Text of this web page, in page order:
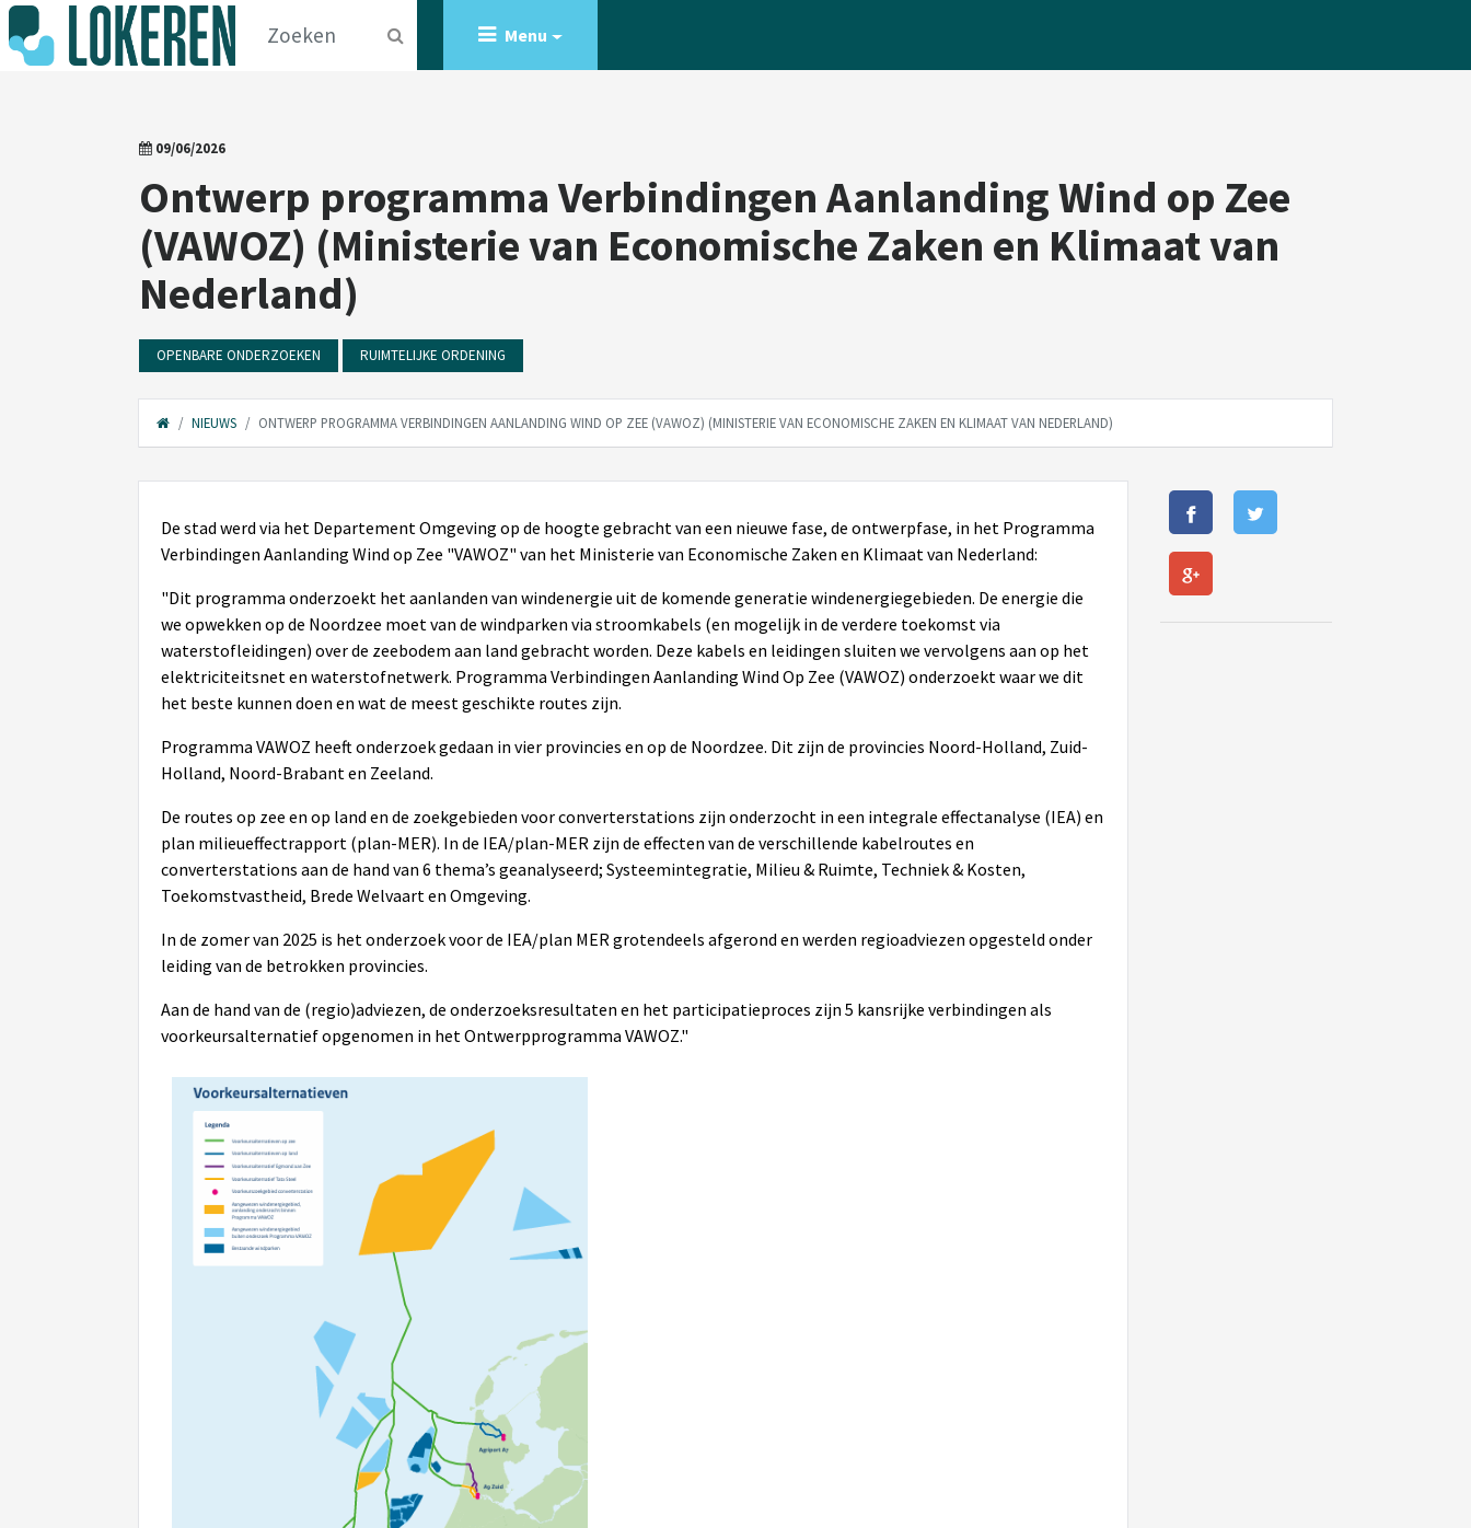
Menu
09/06/2026
Ontwerp programma Verbindingen Aanlanding Wind op Zee
(VAWOZ) (Ministerie van Economische Zaken en Klimaat van
Nederland)
OPENBARE ONDERZOEKEN RUIMTELIJKE ORDENING
NIEUWS ONTWERP PROGRAMMA VERBINDINGEN AANLANDING WIND OP ZEE (VAWOZ) (MINISTERIE VAN ECONOMISCHE ZAKEN EN KLIMAAT VAN NEDERLAND)
De stad werd via het Departement Omgeving op de hoogte gebracht van een nieuwe fase, de ontwerpfase, in het Programma
Verbindingen Aanlanding Wind op Zee "VAWOZ" van het Ministerie van Economische Zaken en Klimaat van Nederland:
"Dit programma onderzoekt het aanlanden van windenergie uit de komende generatie windenergiegebieden. De energie die
we opwekken op de Noordzee moet van de windparken via stroomkabels (en mogelijk in de verdere toekomst via
waterstofleidingen) over de zeebodem aan land gebracht worden. Deze kabels en leidingen sluiten we vervolgens aan op het
elektriciteitsnet en waterstofnetwerk. Programma Verbindingen Aanlanding Wind Op Zee (VAWOZ) onderzoekt waar we dit
het beste kunnen doen en wat de meest geschikte routes zijn.
Programma VAWOZ heeft onderzoek gedaan in vier provincies en op de Noordzee. Dit zijn de provincies Noord-Holland, Zuid-
Holland, Noord-Brabant en Zeeland.
De routes op zee en op land en de zoekgebieden voor converterstations zijn onderzocht in een integrale effectanalyse (IEA) en
plan milieueffectrapport (plan-MER). In de IEA/plan-MER zijn de effecten van de verschillende kabelroutes en
converterstations aan de hand van 6 thema’s geanalyseerd; Systeemintegratie, Milieu & Ruimte, Techniek & Kosten,
Toekomstvastheid, Brede Welvaart en Omgeving.
In de zomer van 2025 is het onderzoek voor de IEA/plan MER grotendeels afgerond en werden regioadviezen opgesteld onder
leiding van de betrokken provincies.
Aan de hand van de (regio)adviezen, de onderzoeksresultaten en het participatieproces zijn 5 kansrijke verbindingen als
voorkeursalternatief opgenomen in het Ontwerpprogramma VAWOZ."